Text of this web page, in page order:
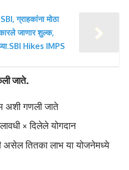
ग्राहकांना मोठा
जाणार शुल्क,
Hikes IMPS
जाते.
अशी गणली जाते
× दिलेले योगदान
असेल तितका लाभ या योजनेमध्ये